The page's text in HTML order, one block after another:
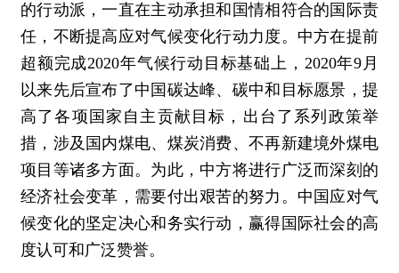
的行动派，一直在主动承担和国情相符合的国际责
任，不断提高应对气候变化行动力度。中方在提前
超额完成2020年气候行动目标基础上，2020年9月
以来先后宣布了中国碳达峰、碳中和目标愿景，提
高了各项国家自主贡献目标，出台了系列政策举
措，涉及国内煤电、煤炭消费、不再新建境外煤电
项目等诸多方面。为此，中方将进行广泛而深刻的
经济社会变革，需要付出艰苦的努力。中国应对气
候变化的坚定决心和务实行动，赢得国际社会的高
度认可和广泛赞誉。